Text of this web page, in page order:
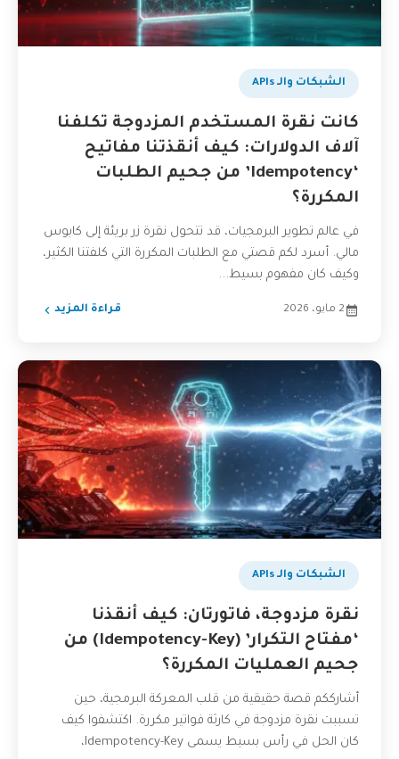
الشبكات والـ APIs
كانت نقرة المستخدم المزدوجة تكلفنا
آلاف الدولارات: كيف أنقذتنا مفاتيح
‘Idempotency’ من جحيم الطلبات
المكررة؟
في عالم تطوير البرمجيات، قد تتحول نقرة زر بريئة إلى كابوس
مالي. أسرد لكم قصتي مع الطلبات المكررة التي كلفتنا الكثير،
وكيف كان مفهوم بسيط...
2 مايو، 2026 قراءة المزيد
الشبكات والـ APIs
نقرة مزدوجة، فاتورتان: كيف أنقذنا
‘مفتاح التكرار’ (Idempotency-Key) من
جحيم العمليات المكررة؟
أشارككم قصة حقيقية من قلب المعركة البرمجية، حين
تسببت نقرة مزدوجة في كارثة فواتير مكررة. اكتشفوا كيف
كان الحل في رأس بسيط يسمى Idempotency-Key،